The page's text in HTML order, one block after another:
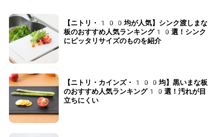
【ニトリ・100均が人気】シンク渡しまな
板のおすすめ人気ランキング10選！シンク
にピッタリサイズのものを紹介
【ニトリ・カインズ・100均】黒いまな板
のおすすめ人気ランキング10選！汚れが目
立ちにくい